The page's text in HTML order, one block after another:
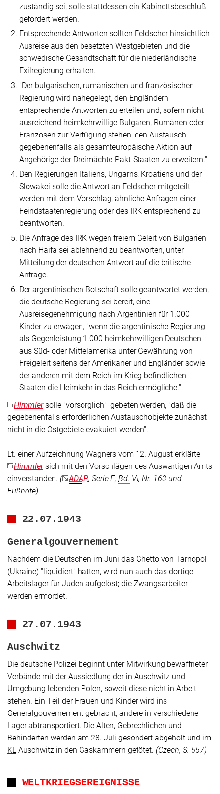
zuständig sei, solle stattdessen ein Kabinettsbeschluß
gefordert werden.
Entsprechende Antworten sollten Feldscher hinsichtlich
Ausreise aus den besetzten Westgebieten und die
schwedische Gesandtschaft für die niederländische
Exilregierung erhalten.
"Der bulgarischen, rumänischen und französischen
Regierung wird nahegelegt, den Engländern
entsprechende Antworten zu erteilen und, sofern nicht
ausreichend heimkehrwillige Bulgaren, Rumänen oder
Franzosen zur Verfügung stehen, den Austausch
gegebenenfalls als gesamteuropäische Aktion auf
Angehörige der Dreimächte-Pakt-Staaten zu erweitern."
Den Regierungen Italiens, Ungarns, Kroatiens und der
Slowakei solle die Antwort an Feldscher mitgeteilt
werden mit dem Vorschlag, ähnliche Anfragen einer
Feindstaatenregierung oder des IRK entsprechend zu
beantworten.
Die Anfrage des IRK wegen freiem Geleit von Bulgarien
nach Haifa sei ablehnend zu beantworten, unter
Mitteilung der deutschen Antwort auf die britische
Anfrage.
Der argentinischen Botschaft solle geantwortet werden,
die deutsche Regierung sei bereit, eine
Ausreisegenehmigung nach Argentinien für 1.000
Kinder zu erwägen, "wenn die argentinische Regierung
als Gegenleistung 1.000 heimkehrwilligen Deutschen
aus Süd- oder Mittelamerika unter Gewährung von
Freigeleit seitens der Amerikaner und Engländer sowie
der anderen mit dem Reich im Krieg befindlichen
Staaten die Heimkehr in das Reich ermögliche."
Himmlersolle "vorsorglich" gebeten werden, "daß die
gegebenenfalls erforderlichen Austauschobjekte zunächst
nicht in die Ostgebiete evakuiert werden".
Lt. einer Aufzeichnung Wagners vom 12. August erklärte
Himmlersich mit den Vorschlägen des Auswärtigen Amts
einverstanden. ( ADAP, Serie E, Bd. VI, Nr. 163 und
Fußnote)
22.07.1943
Generalgouvernement
Nachdem die Deutschen im Juni das Ghetto von Tarnopol
(Ukraine) "liquidiert" hatten, wird nun auch das dortige
Arbeitslager für Juden aufgelöst; die Zwangsarbeiter
werden ermordet.
27.07.1943
Auschwitz
Die deutsche Polizei beginnt unter Mitwirkung bewaffneter
Verbände mit der Aussiedlung der in Auschwitz und
Umgebung lebenden Polen, soweit diese nicht in Arbeit
stehen. Ein Teil der Frauen und Kinder wird ins
Generalgouvernement gebracht, andere in verschiedene
Lager abtransportiert. Die Alten, Gebrechlichen und
Behinderten werden am 28. Juli gesondert abgeholt und im
KL Auschwitz in den Gaskammern getötet. (Czech, S. 557)
WELTKRIEGSEREIGNISSE